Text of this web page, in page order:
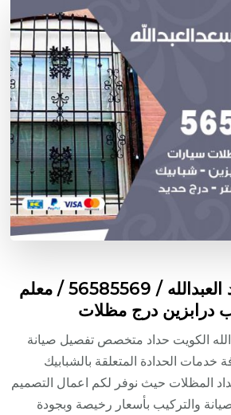
حداد شبابيك سعد العبدالله / 56585569 / معلم
درابزين درج مظلات
الكويت حداد متخصص تفصيل صيانة
خدمات الحدادة المتعلقة بالشبابيك
المظلات حيث نوفر لكم اعمال التصميم
والتركيب بأسعار رخيصة وبجودة